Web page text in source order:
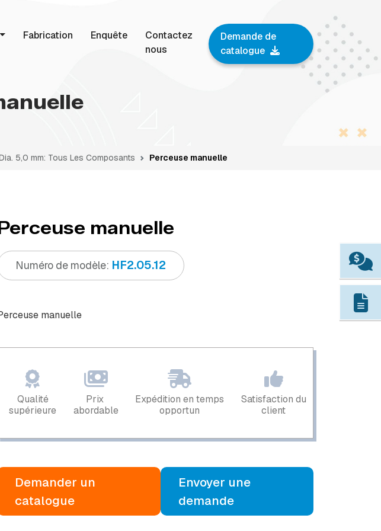
Fabrication Enquête
Contactez
nous
Demande de
catalogue
5,0 mm: Tous Les Composants Perceuse manuelle
manuelle
Numéro de modèle: HF2.05.12
manuelle
Qualité
supérieure
Prix ​​
abordable
Expédition en temps
opportun
Satisfaction du
client
Demander un
catalogue
Envoyer une
demande